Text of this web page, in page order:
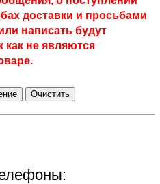
доставки и просьбами
написать будут
как не являются